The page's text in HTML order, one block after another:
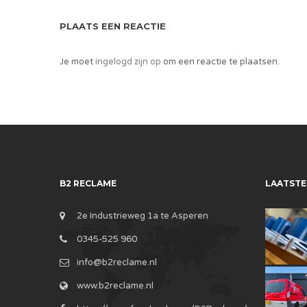
PLAATS EEN REACTIE
Je moetingelogd zijn op om een reactie te plaatsen.
B2 RECLAME
2e Industrieweg 1a te Asperen
0345-525 960
info@b2reclame.nl
www.b2reclame.nl